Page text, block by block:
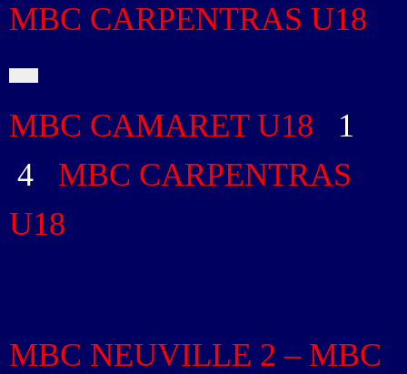
MBC CARPENTRAS U18
MBC CAMARET U18 1
4
MBC CARPENTRAS
U18
MBC NEUVILLE 2 – MBC